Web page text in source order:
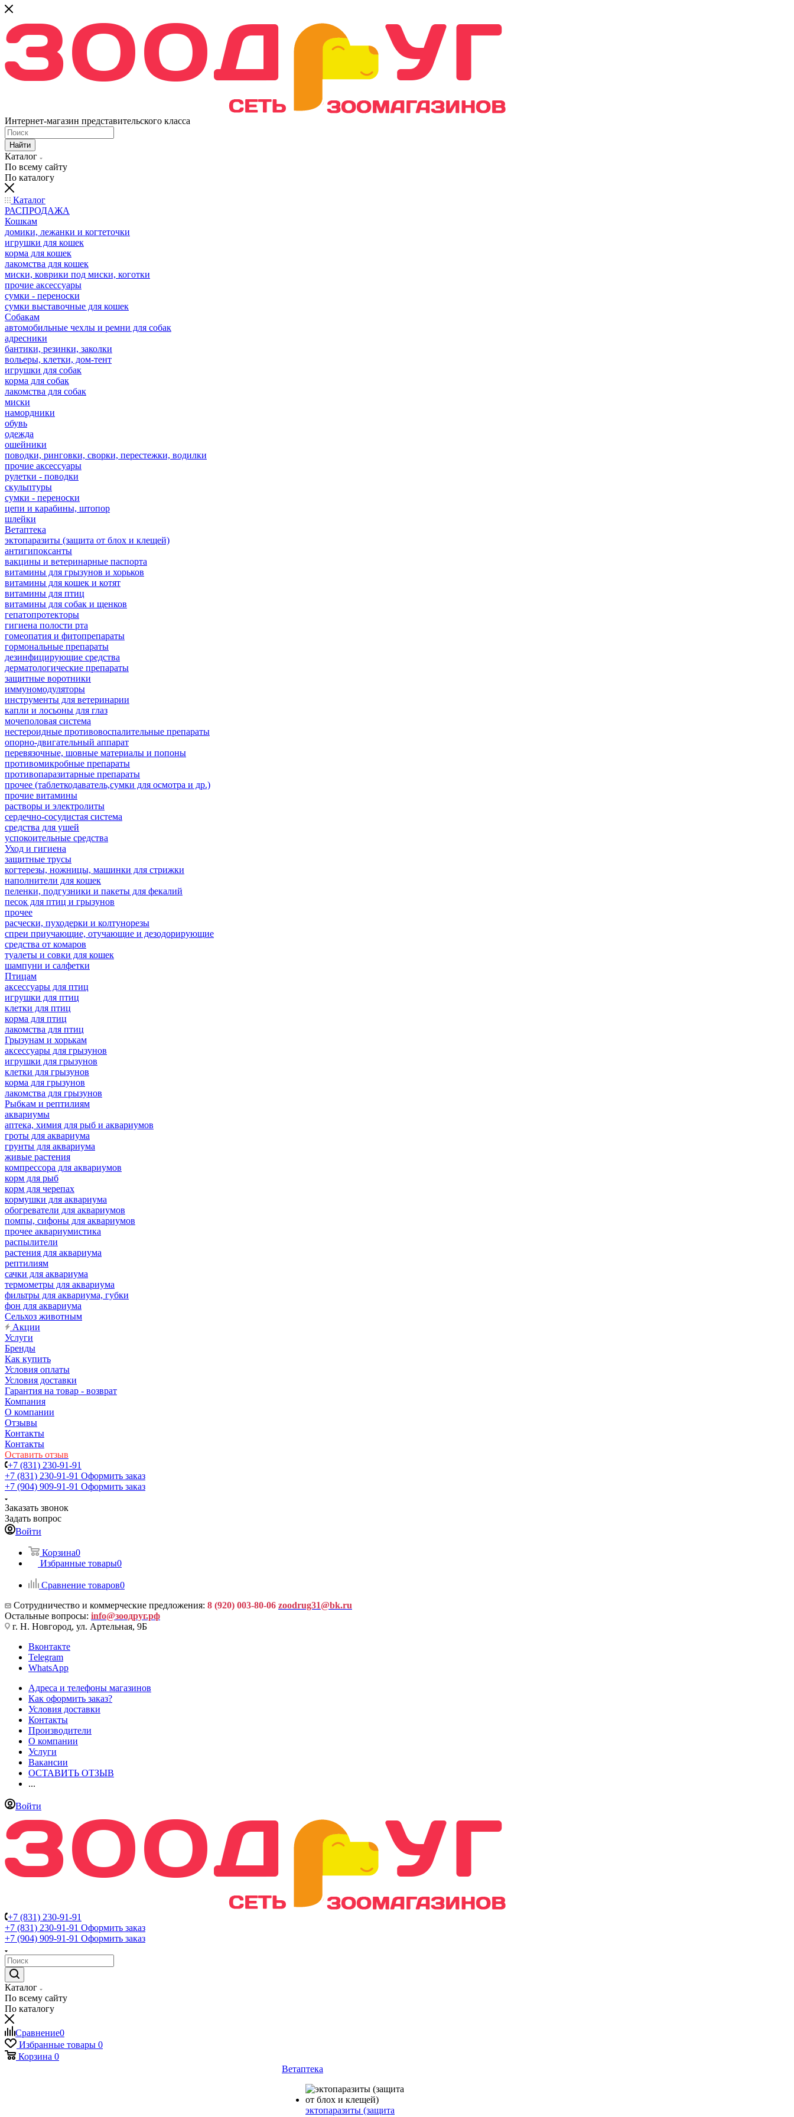
Интернет-магазин представительского класса
Найти
Каталог
По всему сайту
По каталогу
Каталог
РАСПРОДАЖА
Кошкам
домики, лежанки и когтеточки
игрушки для кошек
корма для кошек
лакомства для кошек
миски, коврики под миски, коготки
прочие аксессуары
сумки - переноски
сумки выставочные для кошек
Собакам
автомобильные чехлы и ремни для собак
адресники
бантики, резинки, заколки
вольеры, клетки, дом-тент
игрушки для собак
корма для собак
лакомства для собак
миски
намордники
обувь
одежда
ошейники
поводки, ринговки, сворки, перестежки, водилки
прочие аксессуары
рулетки - поводки
скульптуры
сумки - переноски
цепи и карабины, штопор
шлейки
Ветаптека
эктопаразиты (защита от блох и клещей)
антигипоксанты
вакцины и ветеринарные паспорта
витамины для грызунов и хорьков
витамины для кошек и котят
витамины для птиц
витамины для собак и щенков
гепатопротекторы
гигиена полости рта
гомеопатия и фитопрепараты
гормональные препараты
дезинфицирующие средства
дерматологические препараты
защитные воротники
иммуномодуляторы
инструменты для ветеринарии
капли и лосьоны для глаз
мочеполовая система
нестероидные противовоспалительные препараты
опорно-двигательный аппарат
перевязочные, шовные материалы и попоны
противомикробные препараты
противопаразитарные препараты
прочее (таблеткодаватель,сумки для осмотра и др.)
прочие витамины
растворы и электролиты
сердечно-сосудистая система
средства для ушей
успокоительные средства
Уход и гигиена
защитные трусы
когтерезы, ножницы, машинки для стрижки
наполнители для кошек
пеленки, подгузники и пакеты для фекалий
песок для птиц и грызунов
прочее
расчески, пуходерки и колтунорезы
спреи приучающие, отучающие и дезодорирующие
средства от комаров
туалеты и совки для кошек
шампуни и салфетки
Птицам
аксессуары для птиц
игрушки для птиц
клетки для птиц
корма для птиц
лакомства для птиц
Грызунам и хорькам
аксессуары для грызунов
игрушки для грызунов
клетки для грызунов
корма для грызунов
лакомства для грызунов
Рыбкам и рептилиям
аквариумы
аптека, химия для рыб и аквариумов
гроты для аквариума
грунты для аквариума
живые растения
компрессора для аквариумов
корм для рыб
корм для черепах
кормушки для аквариума
обогреватели для аквариумов
помпы, сифоны для аквариумов
прочее аквариумистика
распылители
растения для аквариума
рептилиям
сачки для аквариума
термометры для аквариума
фильтры для аквариума, губки
фон для аквариума
Сельхоз животным
Акции
Услуги
Бренды
Как купить
Условия оплаты
Условия доставки
Гарантия на товар - возврат
Компания
О компании
Отзывы
Контакты
Контакты
Оставить отзыв
+7 (831) 230-91-91
+7 (831) 230-91-91 Оформить заказ
+7 (904) 909-91-91 Оформить заказ
Заказать звонок
Задать вопрос
Войти
Корзина0
Избранные товары0
Сравнение товаров0
Сотрудничество и коммерческие предложения: 8 (920) 003-80-06 zoodrug31@bk.ru
Остальные вопросы: info@зоодруг.рф
г. Н. Новгород, ул. Артельная, 9Б
Вконтакте
Telegram
WhatsApp
Адреса и телефоны магазинов
Как оформить заказ?
Условия доставки
Контакты
Производители
О компании
Услуги
Вакансии
ОСТАВИТЬ ОТЗЫВ
...
Войти
+7 (831) 230-91-91
+7 (831) 230-91-91 Оформить заказ
+7 (904) 909-91-91 Оформить заказ
Каталог
По всему сайту
По каталогу
Сравнение0
Избранные товары 0
Корзина 0
Ветаптека
эктопаразиты (защита